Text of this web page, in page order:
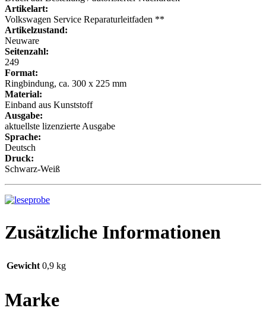
Artikelart:
Volkswagen Service Reparaturleitfaden **
Artikelzustand:
Neuware
Seitenzahl:
249
Format:
Ringbindung, ca. 300 x 225 mm
Material:
Einband aus Kunststoff
Ausgabe:
aktuellste lizenzierte Ausgabe
Sprache:
Deutsch
Druck:
Schwarz-Weiß
Zusätzliche Informationen
Gewicht 0,9 kg
Marke